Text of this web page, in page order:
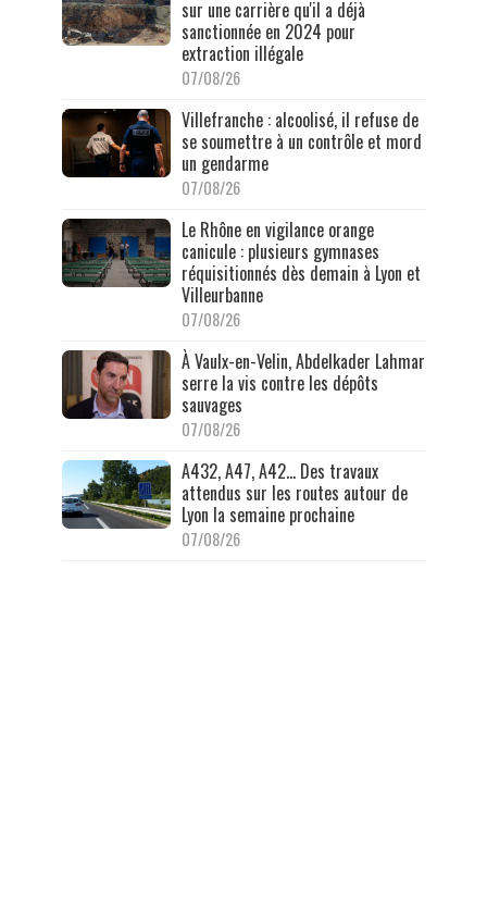
sur une carrière qu'il a déjà
sanctionnée en 2024 pour
extraction illégale
07/08/26
Villefranche : alcoolisé, il refuse de
se soumettre à un contrôle et mord
un gendarme
07/08/26
Le Rhône en vigilance orange
canicule : plusieurs gymnases
réquisitionnés dès demain à Lyon et
Villeurbanne
07/08/26
À Vaulx-en-Velin, Abdelkader Lahmar
serre la vis contre les dépôts
sauvages
07/08/26
A432, A47, A42… Des travaux
attendus sur les routes autour de
Lyon la semaine prochaine
07/08/26